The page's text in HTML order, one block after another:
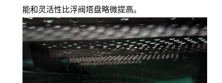
能和灵活性比浮阀塔盘略微提高。